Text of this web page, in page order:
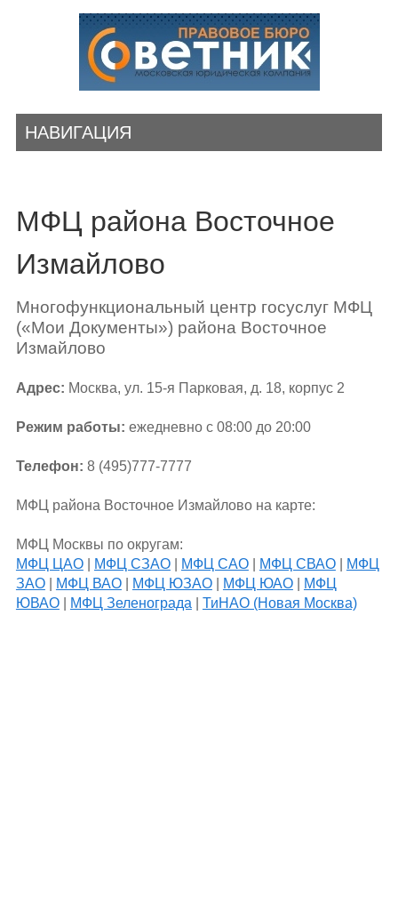
НАВИГАЦИЯ
МФЦ района Восточное
Измайлово
Многофункциональный центр госуслуг МФЦ
(«Мои Документы») района Восточное
Измайлово
Адрес: Москва, ул. 15-я Парковая, д. 18, корпус 2
Режим работы: ежедневно с 08:00 до 20:00
Телефон: 8 (495)777-7777
МФЦ района Восточное Измайлово на карте:
МФЦ Москвы по округам:
МФЦ ЦАО| МФЦ СЗАО| МФЦ САО| МФЦ СВАО|
МФЦ
ЗАО| МФЦ ВАО| МФЦ ЮЗАО| МФЦ ЮАО|
МФЦ
ЮВАО| МФЦ Зеленограда ТиНАО (Новая Москва)